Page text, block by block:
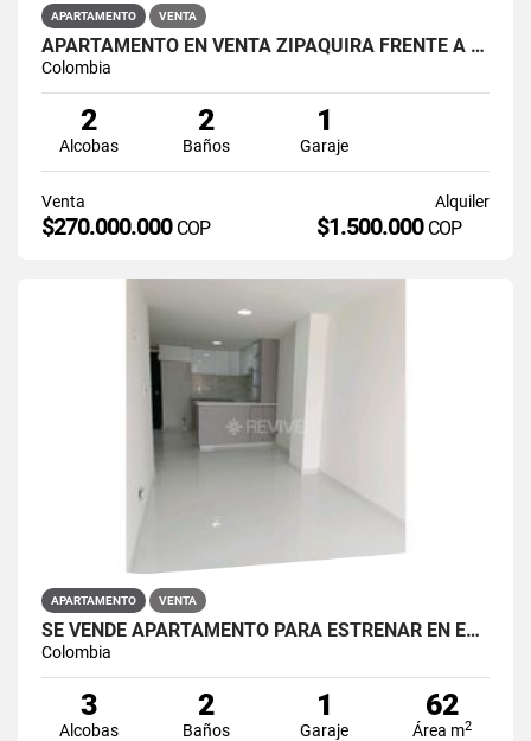
APARTAMENTO VENTA
APARTAMENTO EN VENTA ZIPAQUIRÁ FRENTE A LA UNIMINUTO
Colombia
2
Alcobas
2
Baños
1
Garaje
Venta
$270.000.000 COP
Alquiler
$1.500.000 COP
APARTAMENTO VENTA
SE VENDE APARTAMENTO PARA ESTRENAR EN EL BARRIO RESTREPO
Colombia
3
Alcobas
2
Baños
1
Garaje
62
Área m2